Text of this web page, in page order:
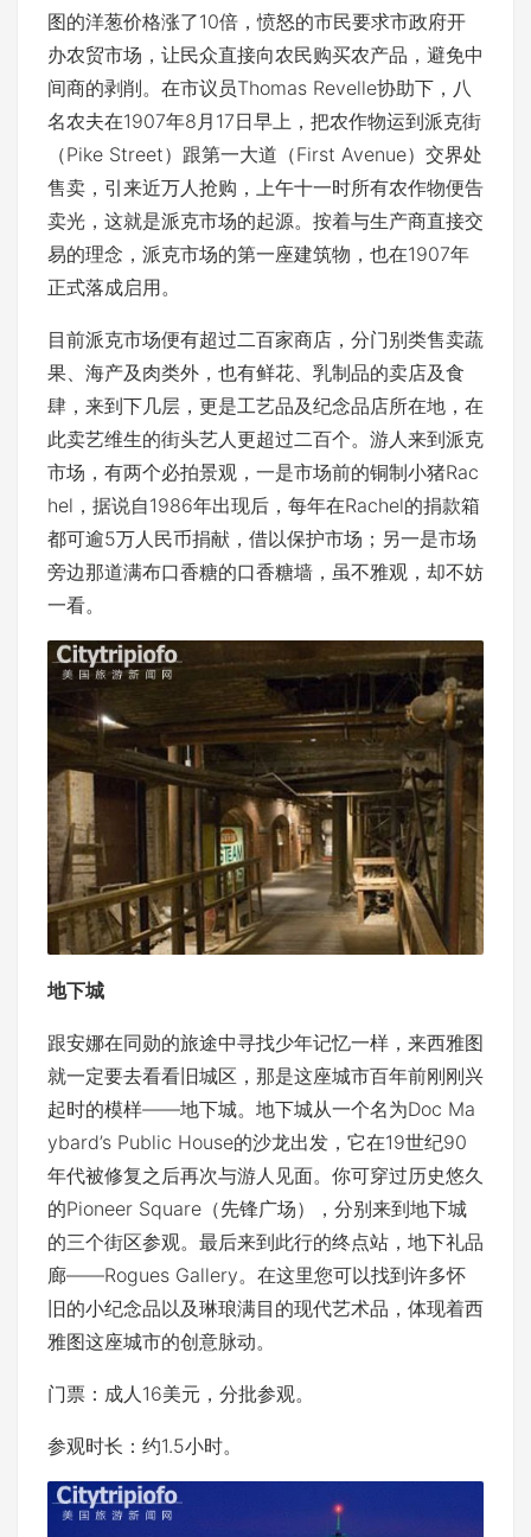
图的洋葱价格涨了10倍，愤怒的市民要求市政府开
办农贸市场，让民众直接向农民购买农产品，避免中
间商的剥削。在市议员Thomas Revelle协助下，八
名农夫在1907年8月17日早上，把农作物运到派克街
（Pike Street）跟第一大道（First Avenue）交界处
售卖，引来近万人抢购，上午十一时所有农作物便告
卖光，这就是派克市场的起源。按着与生产商直接交
易的理念，派克市场的第一座建筑物，也在1907年
正式落成启用。
目前派克市场便有超过二百家商店，分门别类售卖蔬
果、海产及肉类外，也有鲜花、乳制品的卖店及食
肆，来到下几层，更是工艺品及纪念品店所在地，在
此卖艺维生的街头艺人更超过二百个。游人来到派克
市场，有两个必拍景观，一是市场前的铜制小猪Rac
hel，据说自1986年出现后，每年在Rachel的捐款箱
都可逾5万人民币捐献，借以保护市场；另一是市场
旁边那道满布口香糖的口香糖墙，虽不雅观，却不妨
一看。
地下城
跟安娜在同勋的旅途中寻找少年记忆一样，来西雅图
就一定要去看看旧城区，那是这座城市百年前刚刚兴
起时的模样——地下城。地下城从一个名为Doc Ma
ybard’s Public House的沙龙出发，它在19世纪90
年代被修复之后再次与游人见面。你可穿过历史悠久
的Pioneer Square（先锋广场），分别来到地下城
的三个街区参观。最后来到此行的终点站，地下礼品
廊——Rogues Gallery。在这里您可以找到许多怀
旧的小纪念品以及琳琅满目的现代艺术品，体现着西
雅图这座城市的创意脉动。
门票：成人16美元，分批参观。
参观时长：约1.5小时。